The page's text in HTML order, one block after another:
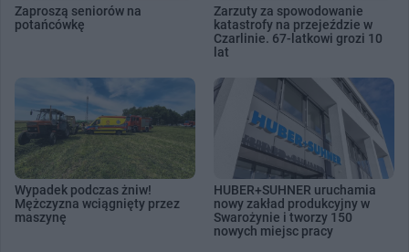
Zaproszą seniorów na
potańcówkę
Zarzuty za spowodowanie
katastrofy na przejeździe w
Czarlinie. 67-latkowi grozi 10
lat
Wypadek podczas żniw!
Mężczyzna wciągnięty przez
maszynę
HUBER+SUHNER uruchamia
nowy zakład produkcyjny w
Swarożynie i tworzy 150
nowych miejsc pracy